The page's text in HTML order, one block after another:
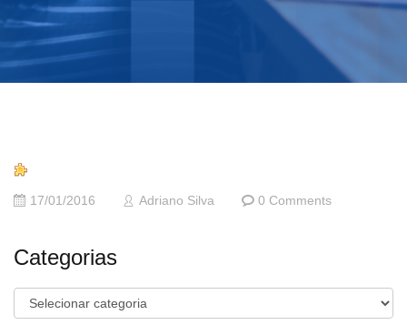
17/01/2016 Adriano Silva 0 Comments
Categorias
Categorias